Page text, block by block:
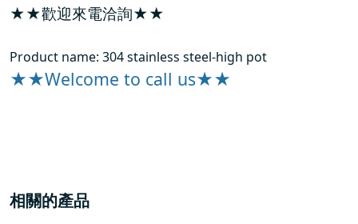
★★歡迎來電洽詢★★
Product name: 304 stainless steel-high pot
★★Welcome to call us★★
相關的產品